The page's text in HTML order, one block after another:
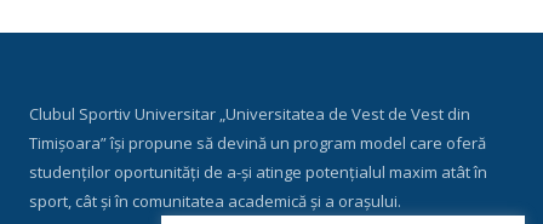
Clubul Sportiv Universitar „Universitatea de Vest de Vest din
Timișoara” își propune să devină un program model care oferă
studenților oportunități de a-și atinge potențialul maxim atât în
sport, cât și în comunitatea academică și a orașului.